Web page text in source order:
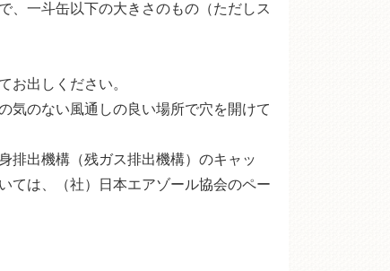
、一斗缶以下の大きさのもの（ただしス
お出しください。
気のない風通しの良い場所で穴を開けて
排出機構（残ガス排出機構）のキャッ
ては、（社）日本エアゾール協会のペー